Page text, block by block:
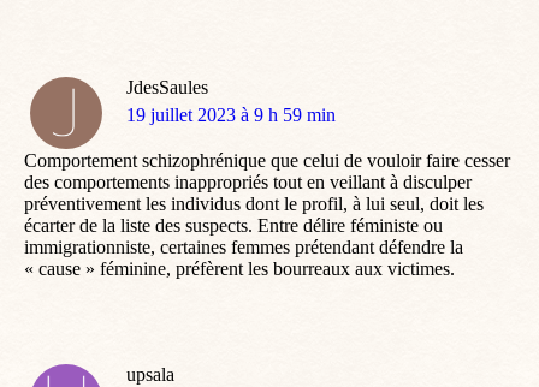
JdesSaules
dit
19 juillet 2023 à 9 h 59 min
Comportement schizophrénique que celui de vouloir faire cesser
des comportements inappropriés tout en veillant à disculper
préventivement les individus dont le profil, à lui seul, doit les
écarter de la liste des suspects. Entre délire féministe ou
immigrationniste, certaines femmes prétendant défendre la
« cause » féminine, préfèrent les bourreaux aux victimes.
upsala